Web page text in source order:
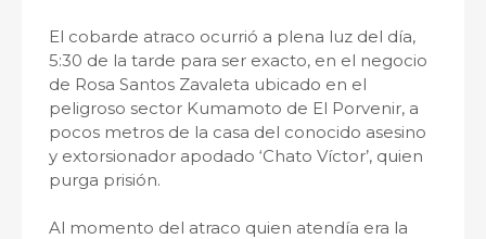
El cobarde atraco ocurrió a plena luz del día,
5:30 de la tarde para ser exacto, en el negocio
de Rosa Santos Zavaleta ubicado en el
peligroso sector Kumamoto de El Porvenir, a
pocos metros de la casa del conocido asesino
y extorsionador apodado ‘Chato Víctor’, quien
purga prisión.
Al momento del atraco quien atendía era la